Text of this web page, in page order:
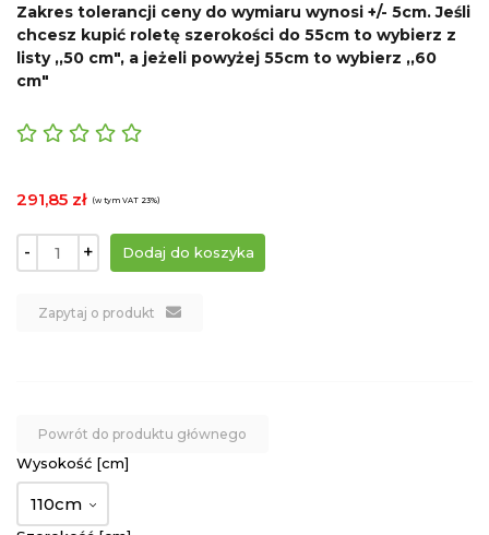
Zakres tolerancji ceny do wymiaru wynosi +/- 5cm. Jeśli
chcesz kupić roletę szerokości do 55cm to wybierz z
listy ,,50 cm", a jeżeli powyżej 55cm to wybierz ,,60
cm"
291,85 zł (w tym VAT 23%)
- +
Zapytaj o produkt
Powrót do produktu głównego
Wysokość [cm]
110cm